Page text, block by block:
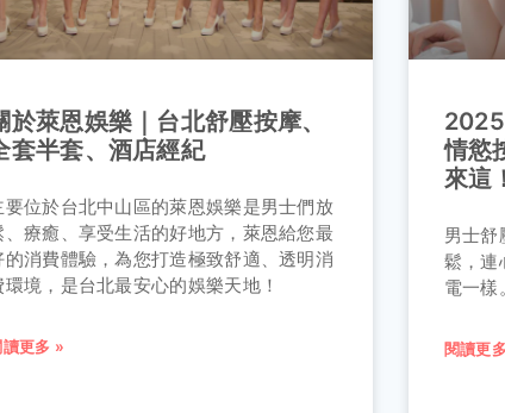
於萊恩娛樂｜台北舒壓按摩、
套半套、酒店經紀
要位於台北中山區的萊恩娛樂是男士們放
、療癒、享受生活的好地方，萊恩給您最
的消費體驗，為您打造極致舒適、透明消
環境，是台北最安心的娛樂天地！
讀更多 »
情慾
來這！
男士舒
鬆，連
電一樣
閱讀更